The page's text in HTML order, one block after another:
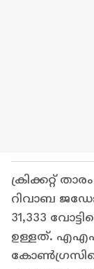
ക്രിക്കറ്റ്
റിവാബ
31,333
ഉള്ളത്.